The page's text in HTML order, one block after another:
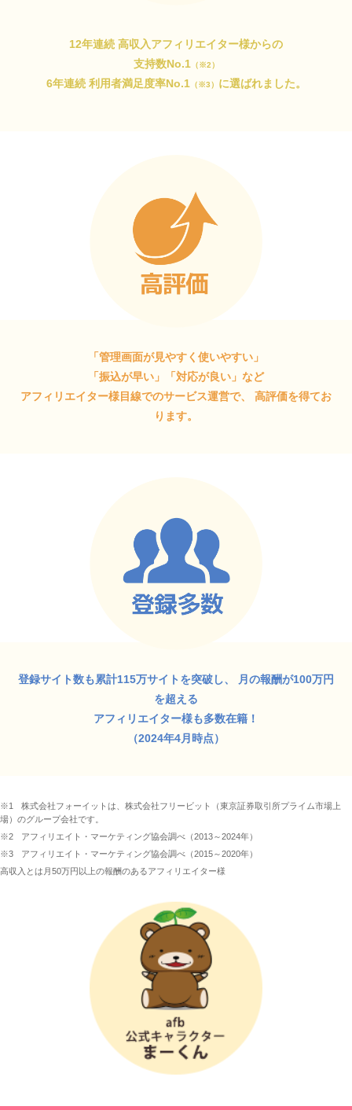
12年連続 高収入アフィリエイター様からの
支持数No.1（※2）
6年連続 利用者満足度率No.1（※3） に選ばれました。
「管理画面が見やすく使いやすい」
「振込が早い」「対応が良い」など
アフィリエイター様目線でのサービス運営で、
高評価を得てお
ります。
登録サイト数も累計115万サイトを突破し、
月の報酬が100万円
を超える
アフィリエイター様も多数在籍！
（2024年4月時点）
※1
株式会社フォーイットは、株式会社フリービット（東京証券取引所プライム市場上
場）のグループ会社です。
※2
アフィリエイト・マーケティング協会調べ（2013～2024年）
※3
アフィリエイト・マーケティング協会調べ（2015～2020年）
高収入とは月50万円以上の報酬のあるアフィリエイター様